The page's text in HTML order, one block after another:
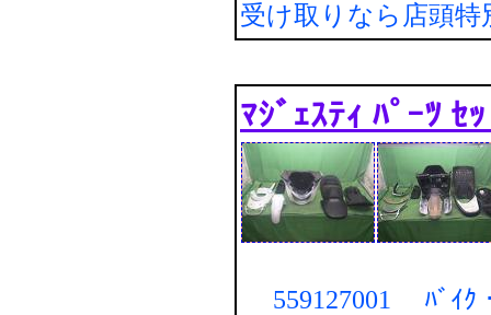
受け取りなら店頭特
ﾏｼﾞｪｽﾃｨ ﾊﾟｰﾂ ｾ
559127001 ﾊﾞｲｸ